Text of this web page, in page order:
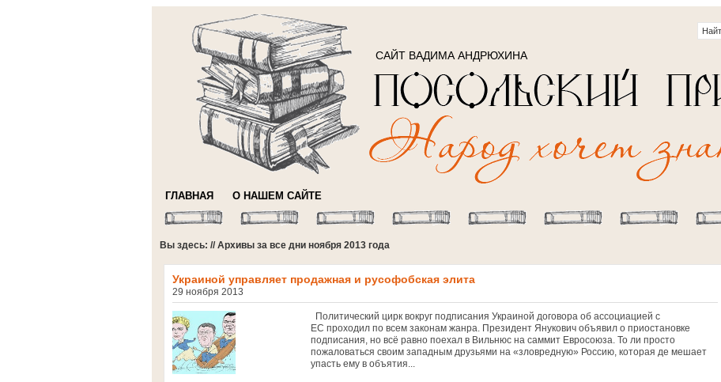
САЙТ ВАДИМА АНДРЮХИНА
ГЛАВНАЯ О НАШЕМ САЙТЕ
Вы здесь: // Архивы за все дни ноября 2013 года
Украиной управляет продажная и русофобская элита
29 ноября 2013
Политический цирк вокруг подписания Украиной договора об ассоциацией с
ЕС проходил по всем законам жанра. Президент Янукович объявил о приостановке
подписания, но всё равно поехал в Вильнюс на саммит Евросоюза. То ли просто
пожаловаться своим западным друзьями на «зловредную» Россию, которая де мешает
упасть ему в объятия...